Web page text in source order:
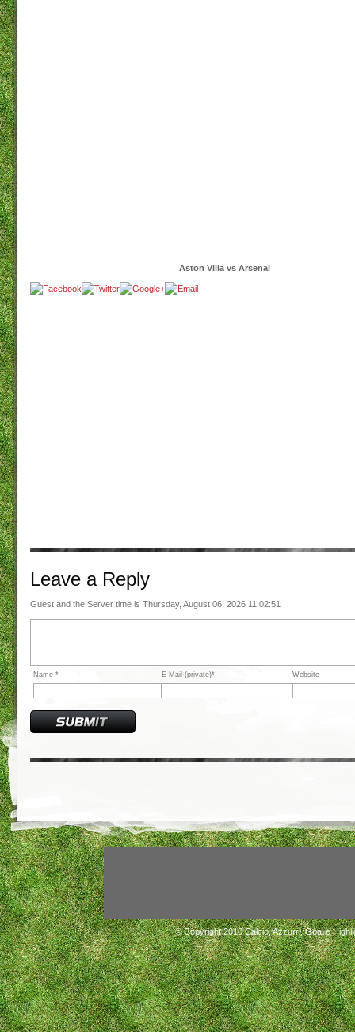
Aston Villa vs Arsenal
Leave a Reply
Guest and the Server time is Thursday, August 06, 2026 11:02:51
Name * E-Mail (private)* Website
© Copyright 2010Calcio, Azzurri, Goal e